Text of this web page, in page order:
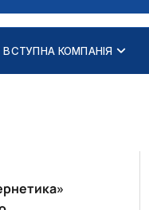
ВСТУПНА КОМПАНІЯ